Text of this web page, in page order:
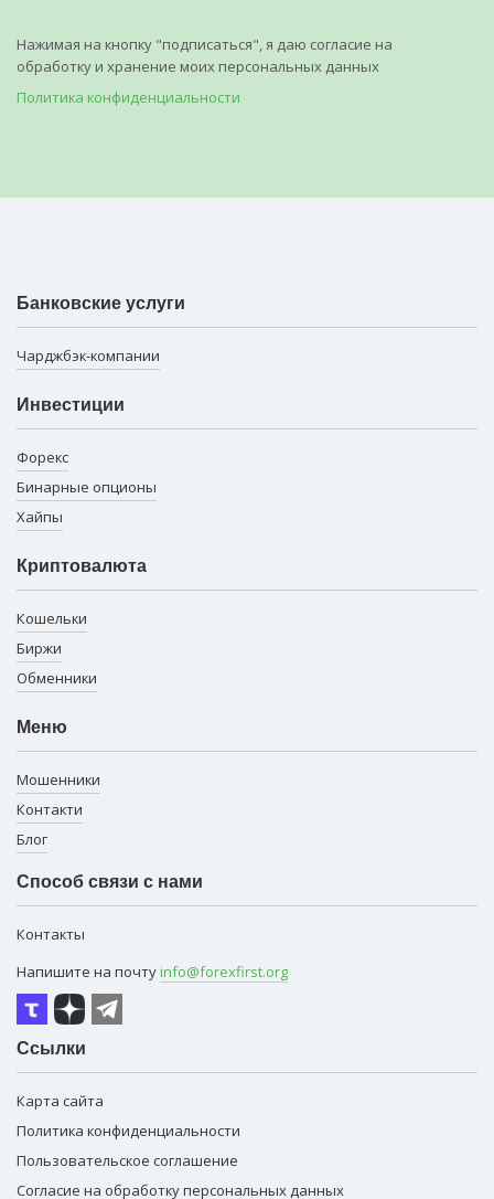
Нажимая на кнопку "подписаться", я даю согласие на
обработку и хранение моих персональных данных
Политика конфиденциальности
Банковские услуги
Чарджбэк-компании
Инвестиции
Форекс
Бинарные опционы
Хайпы
Криптовалюта
Кошельки
Биржи
Обменники
Меню
Мошенники
Контакти
Блог
Способ связи с нами
Контакты
Напишите на почту info@forexfirst.org
Ссылки
Карта сайта
Политика конфиденциальности
Пользовательское соглашение
Согласие на обработку персональных данных